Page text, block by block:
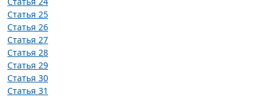
Статья 25
Статья 26
Статья 27
Статья 28
Статья 29
Статья 30
Статья 31